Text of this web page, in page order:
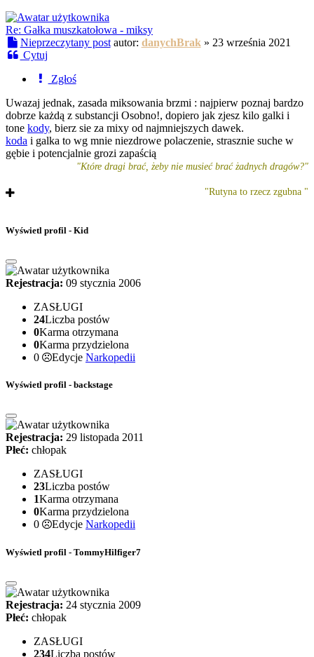
Re: Gałka muszkatołowa - miksy
Nieprzeczytany post autor: danychBrak » 23 września 2021
Cytuj
Zgłoś
Uwazaj jednak, zasada miksowania brzmi : najpierw poznaj bardzo
dobrze każdą z substancji Osobno!, dopiero jak zjesz kilo galki i
tone kody, bierz sie za mixy od najmniejszych dawek.
koda i galka to wg mnie niezdrowe polaczenie, strasznie suche w
gębie i potencjalnie grozi zapaścią
"Które dragi brać, żeby nie musieć brać żadnych dragów?"
"Rutyna to rzecz zgubna "
Wyświetl profil - Kid
Rejestracja: 09 stycznia 2006
ZASŁUGI
24Liczba postów
0Karma otrzymana
0Karma przydzielona
0
Edycje Narkopedii
Wyświetl profil - backstage
Rejestracja: 29 listopada 2011
Płeć: chłopak
ZASŁUGI
23Liczba postów
1Karma otrzymana
0Karma przydzielona
0
Edycje Narkopedii
Wyświetl profil - TommyHilfiger7
Rejestracja: 24 stycznia 2009
Płeć: chłopak
ZASŁUGI
234Liczba postów